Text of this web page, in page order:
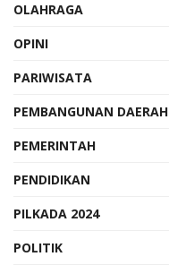
OLAHRAGA
OPINI
PARIWISATA
PEMBANGUNAN DAERAH
PEMERINTAH
PENDIDIKAN
PILKADA 2024
POLITIK